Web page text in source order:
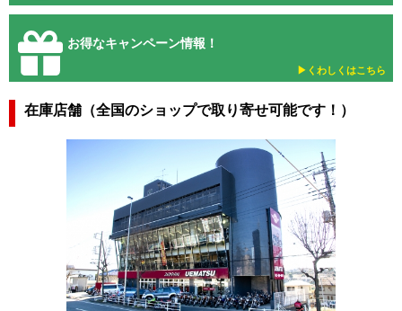
お得なキャンペーン情報！
▶︎くわしくはこちら
在庫店舗（全国のショップで取り寄せ可能です！）